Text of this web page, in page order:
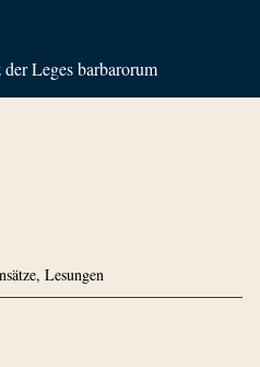
Leges barbarorum
Lesungen